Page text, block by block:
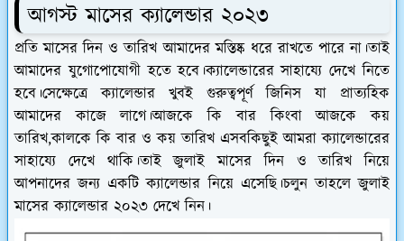
আগস্ট মাসের ক্যালেন্ডার ২০২৩
প্রতি মাসের দিন ও তারিখ আমাদের মস্তিষ্ক ধরে রাখতে পারে না।তাই
আমাদের যুগোপোযোগী হতে হবে।ক্যালেন্ডারের সাহায্যে দেখে নিতে
হবে।সেক্ষেত্রে ক্যালেন্ডার খুবই গুরুত্বপূর্ণ জিনিস যা প্রাত্যহিক
আমাদের কাজে লাগে।আজকে কি বার কিংবা আজকে কয়
তারিখ,কালকে কি বার ও কয় তারিখ এসবকিছুই আমরা ক্যালেন্ডারের
সাহায্যে দেখে থাকি।তাই জুলাই মাসের দিন ও তারিখ নিয়ে
আপনাদের জন্য একটি ক্যালেন্ডার নিয়ে এসেছি।চলুন তাহলে জুলাই
মাসের ক্যালেন্ডার ২০২৩ দেখে নিন।